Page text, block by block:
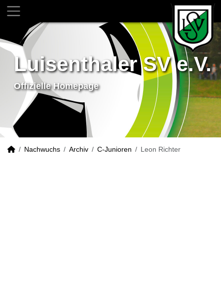
Luisenthaler SV e.V.
Offizielle Homepage
Nachwuchs Archiv C-Junioren Leon Richter